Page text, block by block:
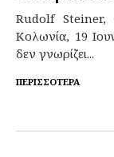
Rudolf Steiner,
Κολωνία, 19
δεν γνωρίζει...
ΠΕΡΙΣΣΌΤΕΡΑ